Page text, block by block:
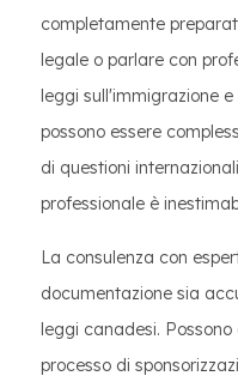
completamente
legale o parlare con
leggi sull'immigrazione
possono essere
di questioni
professionale è
La consulenza con
documentazione sia
leggi canadesi.
processo di